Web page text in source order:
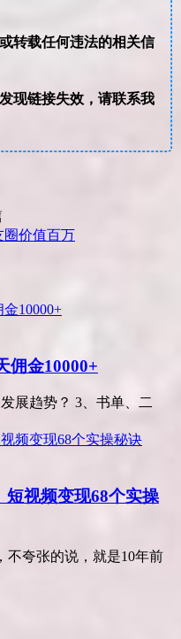
转载任何违法的相关信
现链接失效，请联系我
圈价值百万
佣金10000+
展趋势？ 3、书单、二
短视频变现68个实操
不夸张的说，就是10年前